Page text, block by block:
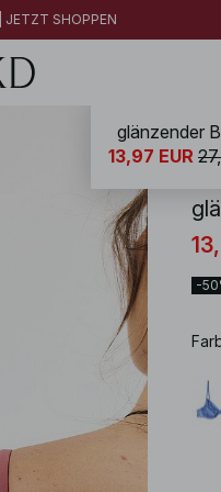
JETZT SHOPPEN
NA-
-
glänzender
13,97 EUR